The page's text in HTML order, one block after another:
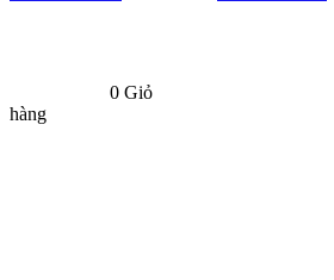
0 Giỏ
hàng